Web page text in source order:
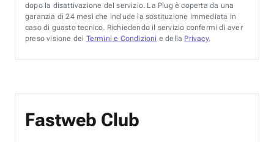
dopo la disattivazione del servizio. La Plug è coperta da una
garanzia di 24 mesi che include la sostituzione immediata in
caso di guasto tecnico. Richiedendo il servizio confermi di aver
preso visione dei Termini e Condizioni e della Privacy.
Fastweb Club